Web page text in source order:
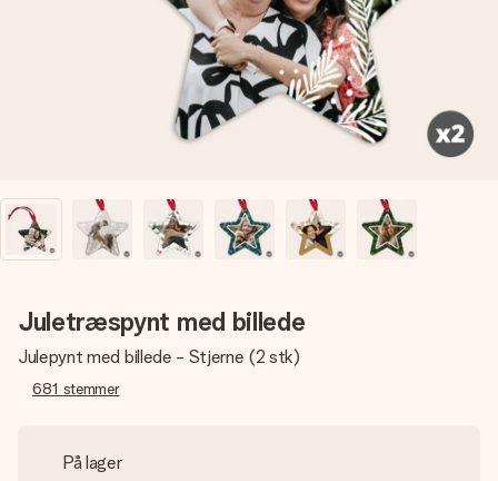
billede af dig eller en besked, der går lige i hendes hjerte.
Intet besvær men udelukkende en masse kærlighed i
Juletræspynt med billede
Julepynt med billede - Stjerne (2 stk)
681 stemmer
På lager